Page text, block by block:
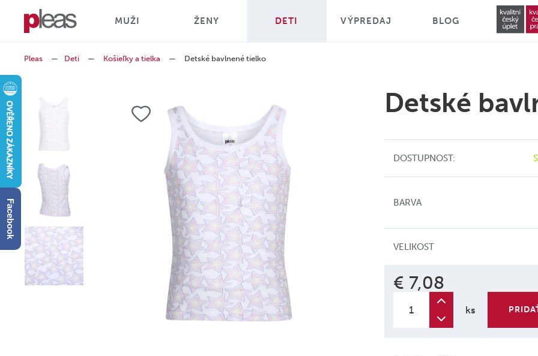
MUŽI ŽENY DETI VÝPREDAJ BLOG
Pleas — Deti — Košieľky a tielka — Detské bavlnené tielko
Detské
DOSTUPNOST:
BARVA
VELIKOST
€ 7,08
ks
Facebook